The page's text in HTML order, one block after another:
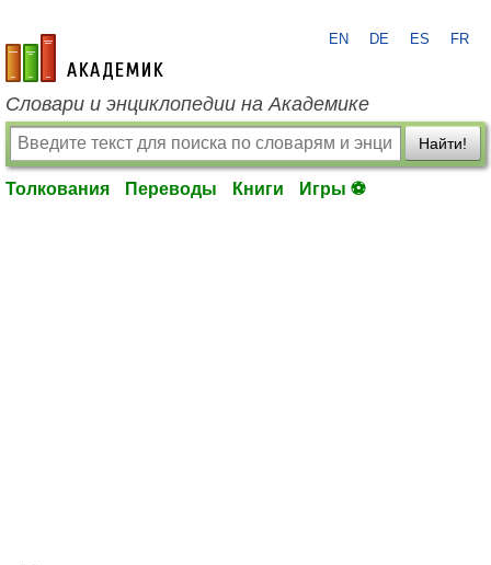
academic.ru
EN DE ES FR
Словари и энциклопедии на Академике
Найти!
Толкования Переводы Книги Игры ⚽